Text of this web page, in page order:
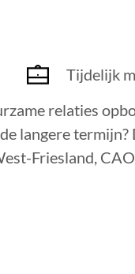
Tijdelijk
relaties
langere
Friesland,